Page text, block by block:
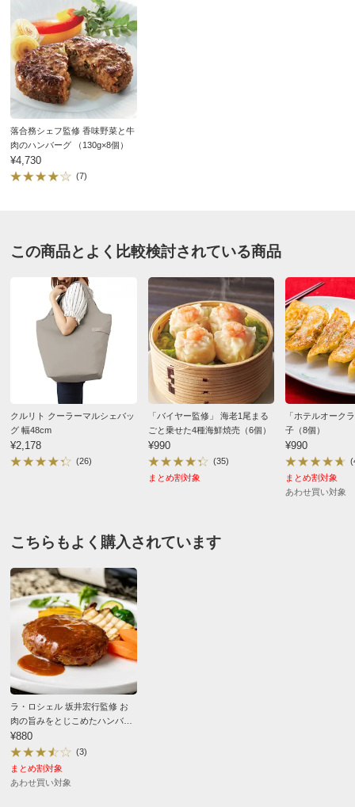
香味野菜と牛肉100％のハンバーグ 1個
価格 ¥880税込 ¥815 税抜
※軽減税率対象です。
あわせ買い対象
送料・送料種
別
基本配送料：¥
冷凍・冷蔵配送料：¥
※沖縄は地域配送料 ¥770 がかかります
クをご参照ください。
ました商品の容器包装の表示を必ずご確認いただきますよ
うお願いします。
■賞味期間：冷凍6ヶ月
■製造加工：日本
■原料原産地：牛肉（豪州産、国産）、玉ねぎ（国産）、
セロリ（国産）、パセリ（国産）
■アレルギー表示対象品目：小麦・卵・乳成分・牛肉・大
豆
■お召し上がり方：
（1）冷凍庫から冷蔵に移し、約5時間程解凍します。
（2）よく熱したフライパンで、ハンバーグの片面を焼き
火で火を通します。（目安約10分）
たら出来上がりです。赤い肉汁が出てきている時は、もう
少し焼いて中心まで火を通してください。
【ご注意ください！】
※商品の性質上、キャンセル・交換・返品はできませ
ん。
ディノスのサイズ
★★★★★
★★★★★
すべての口コミを見る
落合務シェフ監修 香味野菜と牛
肉のハンバーグ （130g×8個）
¥4,730
(7)
この商品とよく比較検討されている商品
クルリト クーラーマルシェバッ
グ 幅48cm
¥2,178
(26)
「バイヤー監修」 海老1尾まる
ごと乗せた4種海鮮焼売（6個）
¥990
(35)
まとめ割対象
「ホテルオーク
子（8個）
¥990
まとめ割対象
あわせ買い対象
こちらもよく購入されています
ラ・ロシェル 坂井宏行監修 お
肉の旨みをとじこめたハンバー
グ デミグラスソース 1個
¥880
(3)
まとめ割対象
あわせ買い対象